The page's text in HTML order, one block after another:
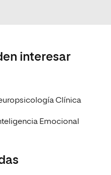
interesar
Clínica
Emocional